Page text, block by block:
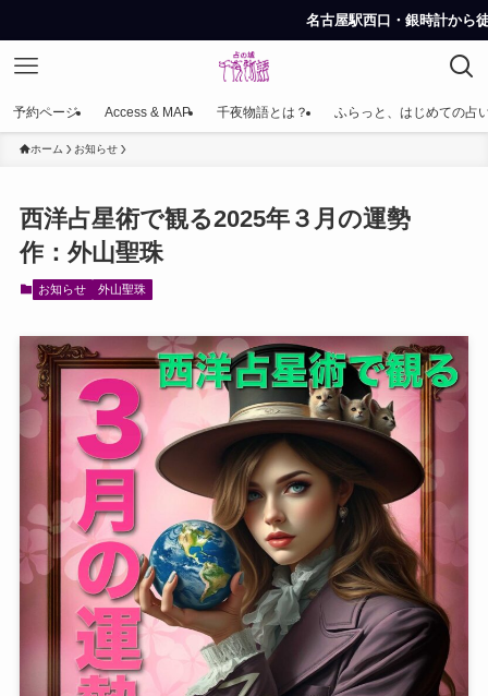
名古屋駅西口・銀時計から徒歩約6分。ご
予約ページ Access & MAP 千夜物語とは？ ふらっと、はじめての占
ホーム お知らせ
西洋占星術で観る2025年３月の運勢
作：外山聖珠
お知らせ 外山聖珠